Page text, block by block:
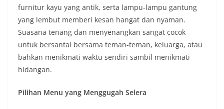
furnitur kayu yang antik, serta lampu-lampu gantung
yang lembut memberi kesan hangat dan nyaman.
Suasana tenang dan menyenangkan sangat cocok
untuk bersantai bersama teman-teman, keluarga, atau
bahkan menikmati waktu sendiri sambil menikmati
hidangan.
Pilihan Menu yang Menggugah Selera